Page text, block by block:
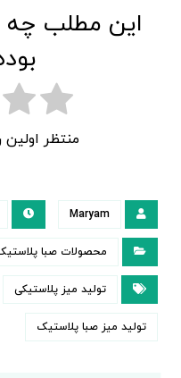
این مطلب چه
منتظر
Maryam
محصولات صبا
تولید میز پلاستیکی
تولید میز صبا پلاستیک